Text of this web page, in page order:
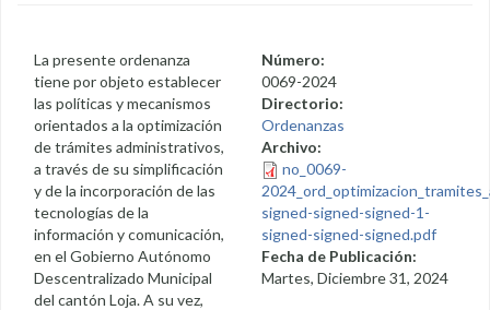
La presente ordenanza
tiene por objeto establecer
las políticas y mecanismos
orientados a la optimización
de trámites administrativos,
a través de su simplificación
y de la incorporación de las
tecnologías de la
información y comunicación,
en el Gobierno Autónomo
Descentralizado Municipal
del cantón Loja. A su vez,
Número:
0069-2024
Directorio:
Ordenanzas
Archivo:
no_0069-
signed-signed-signed-1-
signed-signed-signed.pdf
Fecha de Publicación:
Martes, Diciembre 31, 2024